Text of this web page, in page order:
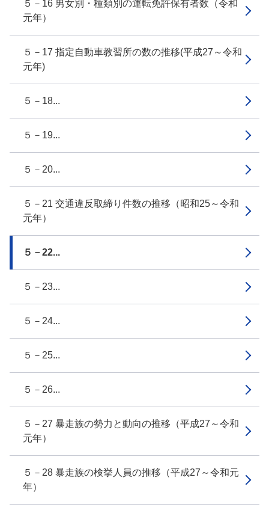
５－16 男女別・種類別の運転免許保有者数（令和
元年）
５－17 指定自動車教習所の数の推移(平成27～令和
元年)
５－18...
５－19...
５－20...
５－21 交通違反取締り件数の推移（昭和25～令和
元年）
５－22...
５－23...
５－24...
５－25...
５－26...
５－27 暴走族の勢力と動向の推移（平成27～令和
元年）
５－28 暴走族の検挙人員の推移（平成27～令和元
年）